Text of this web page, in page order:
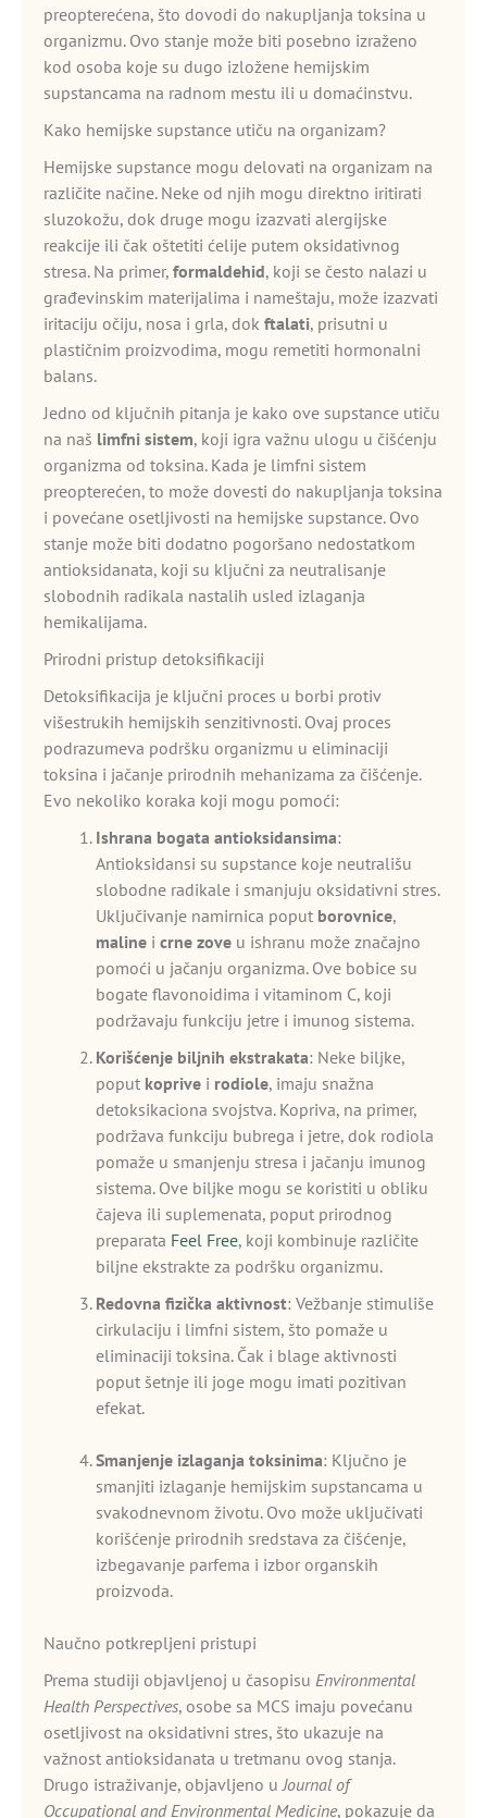
preopterećena, što dovodi do nakupljanja toksina u
organizmu. Ovo stanje može biti posebno izraženo
kod osoba koje su dugo izložene hemijskim
supstancama na radnom mestu ili u domaćinstvu.
Kako hemijske supstance utiču na organizam?
Hemijske supstance mogu delovati na organizam na
različite načine. Neke od njih mogu direktno iritirati
sluzokožu, dok druge mogu izazvati alergijske
reakcije ili čak oštetiti ćelije putem oksidativnog
stresa. Na primer, formaldehid, koji se često nalazi u
građevinskim materijalima i nameštaju, može izazvati
iritaciju očiju, nosa i grla, dok ftalati, prisutni u
plastičnim proizvodima, mogu remetiti hormonalni
balans.
Jedno od ključnih pitanja je kako ove supstance utiču
na naš limfni sistem, koji igra važnu ulogu u čišćenju
organizma od toksina. Kada je limfni sistem
preopterećen, to može dovesti do nakupljanja toksina
i povećane osetljivosti na hemijske supstance. Ovo
stanje može biti dodatno pogoršano nedostatkom
antioksidanata, koji su ključni za neutralisanje
slobodnih radikala nastalih usled izlaganja
hemikalijama.
Prirodni pristup detoksifikaciji
Detoksifikacija je ključni proces u borbi protiv
višestrukih hemijskih senzitivnosti. Ovaj proces
podrazumeva podršku organizmu u eliminaciji
toksina i jačanje prirodnih mehanizama za čišćenje.
Evo nekoliko koraka koji mogu pomoći:
Ishrana bogata antioksidansima:
Antioksidansi su supstance koje neutrališu
slobodne radikale i smanjuju oksidativni stres.
Uključivanje namirnica poput borovnice,
maline i crne zove u ishranu može značajno
pomoći u jačanju organizma. Ove bobice su
bogate flavonoidima i vitaminom C, koji
podržavaju funkciju jetre i imunog sistema.
Korišćenje biljnih ekstrakata: Neke biljke,
poput koprive i rodiole, imaju snažna
detoksikaciona svojstva. Kopriva, na primer,
podržava funkciju bubrega i jetre, dok rodiola
pomaže u smanjenju stresa i jačanju imunog
sistema. Ove biljke mogu se koristiti u obliku
čajeva ili suplemenata, poput prirodnog
preparata Feel Free, koji kombinuje različite
biljne ekstrakte za podršku organizmu.
Redovna fizička aktivnost: Vežbanje stimuliše
cirkulaciju i limfni sistem, što pomaže u
eliminaciji toksina. Čak i blage aktivnosti
poput šetnje ili joge mogu imati pozitivan
efekat.
Smanjenje izlaganja toksinima: Ključno je
smanjiti izlaganje hemijskim supstancama u
svakodnevnom životu. Ovo može uključivati
korišćenje prirodnih sredstava za čišćenje,
izbegavanje parfema i izbor organskih
proizvoda.
Naučno potkrepljeni pristupi
Prema studiji objavljenoj u časopisu Environmental
Health Perspectives, osobe sa MCS imaju povećanu
osetljivost na oksidativni stres, što ukazuje na
važnost antioksidanata u tretmanu ovog stanja.
Drugo istraživanje, objavljeno uJournal of
Occupational and Environmental Medicine, pokazuje da